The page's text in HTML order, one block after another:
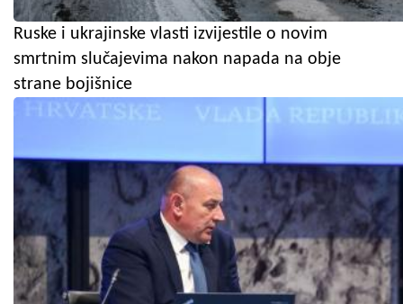
Ruske i ukrajinske vlasti izvijestile o novim
smrtnim slučajevima nakon napada na obje
strane bojišnice